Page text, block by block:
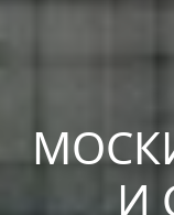
И